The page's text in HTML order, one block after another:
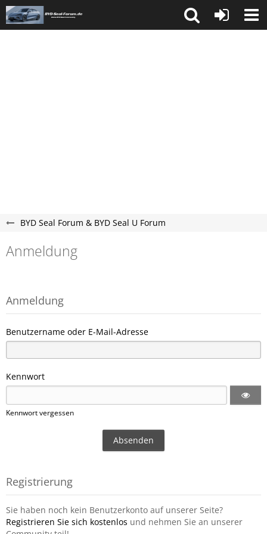
BYD Seal Forum & BYD Seal U Forum
Anmeldung
Anmeldung
Benutzername oder E-Mail-Adresse
Kennwort
Kennwort vergessen
Registrierung
Sie haben noch kein Benutzerkonto auf unserer Seite?
Registrieren Sie sich kostenlos und nehmen Sie an unserer